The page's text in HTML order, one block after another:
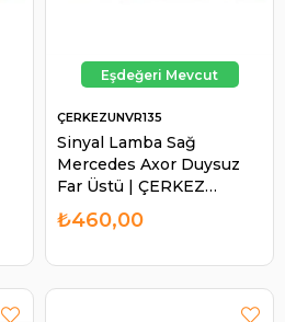
Sinyal Lamba Sağ
Mercedes Axor Duysuz
Far Üstü | ÇERKEZ
UNVR135
ÇERKEZUNVR135
₺460,00